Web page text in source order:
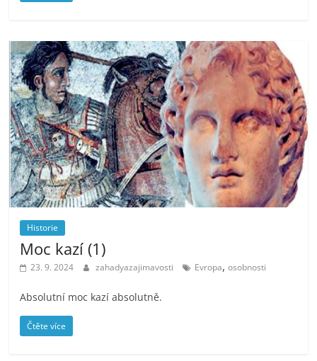
Historie
Moc kazí (1)
23. 9. 2024 zahadyazajimavosti Evropa,osobnosti
Absolutní moc kazí absolutně.
Čtěte více